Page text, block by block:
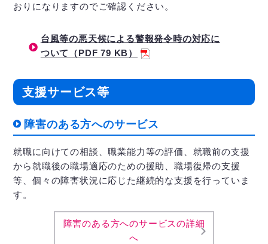
おりになりますのでご確認ください。
台風等の悪天候による警報発令時の対応に
ついて（PDF 79 KB）
支援サービス等
障害のある方へのサービス
就職に向けての相談、職業能力等の評価、就職前の支援
から就職後の職場適応のための援助、職場復帰の支援
等、個々の障害状況に応じた継続的な支援を行っていま
す。
障害のある方へのサービスの詳細
へ